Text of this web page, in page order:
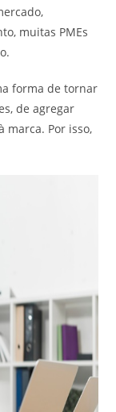
muitas PMEs
forma de tornar
de agregar
marca. Por isso,